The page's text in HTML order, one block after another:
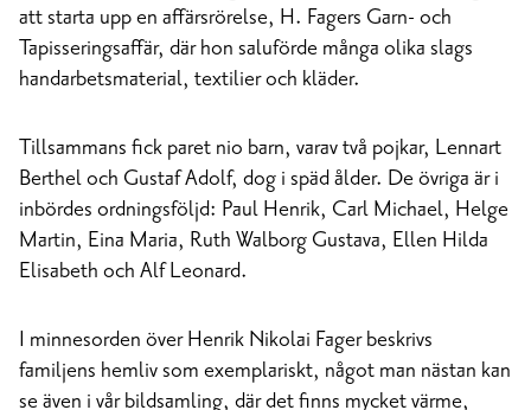
att starta upp en affärsrörelse, H. Fagers Garn- och
Tapisseringsaffär, där hon saluförde många olika slags
handarbetsmaterial, textilier och kläder.
Tillsammans fick paret nio barn, varav två pojkar, Lennart
Berthel och Gustaf Adolf, dog i späd ålder. De övriga är i
inbördes ordningsföljd: Paul Henrik, Carl Michael, Helge
Martin, Eina Maria, Ruth Walborg Gustava, Ellen Hilda
Elisabeth och Alf Leonard.
I minnesorden över Henrik Nikolai Fager beskrivs
familjens hemliv som exemplariskt, något man nästan kan
se även i vår bildsamling, där det finns mycket värme,